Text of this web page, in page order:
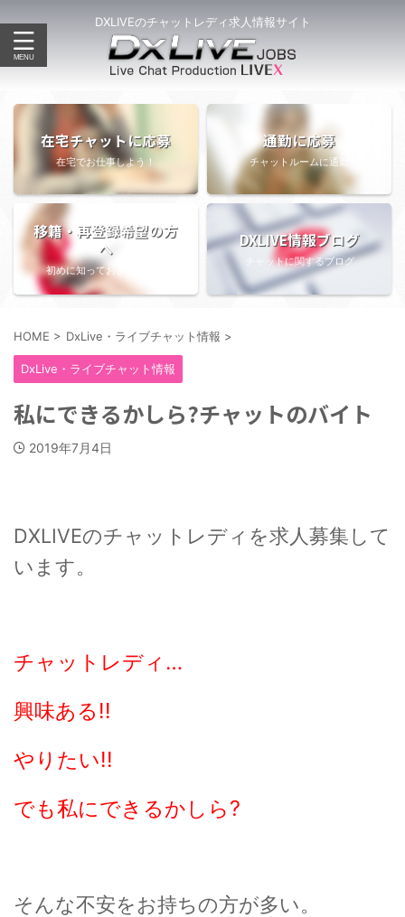
DXLIVEのチャットレディ求人情報サイト
在宅チャットに応募
在宅でお仕事しよう！
通勤に応募
チャットルームに通勤
移籍・再登録希望の方
へ
初めに知っておきたい情報
DXLIVE情報ブログ
チャットに関するブログ
HOME > DxLive・ライブチャット情報 >
DxLive・ライブチャット情報
私にできるかしら?チャットのバイト
2019年7月4日
DXLIVEのチャットレディを求人募集して
います。
チャットレディ…
興味ある!!
やりたい!!
でも私にできるかしら?
そんな不安をお持ちの方が多い。